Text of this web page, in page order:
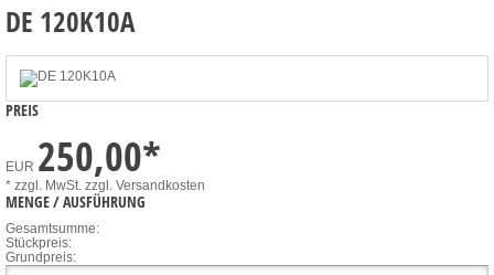
DE 120K10A
PREIS
EUR 250,00*
* zzgl. MwSt. zzgl. Versandkosten
MENGE / AUSFÜHRUNG
Gesamtsumme:
Stückpreis:
Grundpreis: